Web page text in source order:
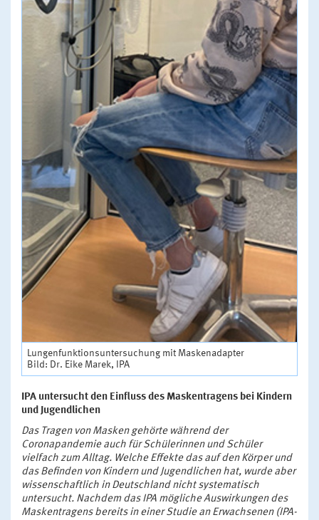
Lungenfunktionsuntersuchung mit Maskenadapter
Bild: Dr. Eike Marek, IPA
IPA untersucht den Einfluss des Maskentragens bei Kindern
und Jugendlichen
Das Tragen von Masken gehörte während der
Coronapandemie auch für Schülerinnen und Schüler
vielfach zum Alltag. Welche Effekte das auf den Körper und
das Befinden von Kindern und Jugendlichen hat, wurde aber
wissenschaftlich in Deutschland nicht systematisch
untersucht. Nachdem das IPA mögliche Auswirkungen des
Maskentragens bereits in einer Studie an Erwachsenen (IPA-